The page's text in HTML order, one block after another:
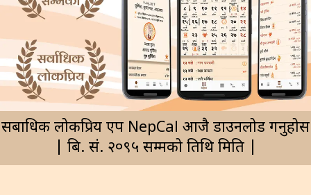
सर्बाधिक लोकप्रिय एप NepCal आजै डाउनलोड गर्नुहोस
| बि. सं. २०९५ सम्मको तिथि मिति |